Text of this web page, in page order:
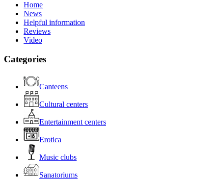
Home
News
Helpful information
Reviews
Video
Categories
Canteens
Cultural centers
Entertainment centers
Erotica
Music clubs
Sanatoriums